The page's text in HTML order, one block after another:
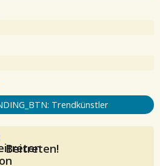
Trendkünstler
Beitreten!